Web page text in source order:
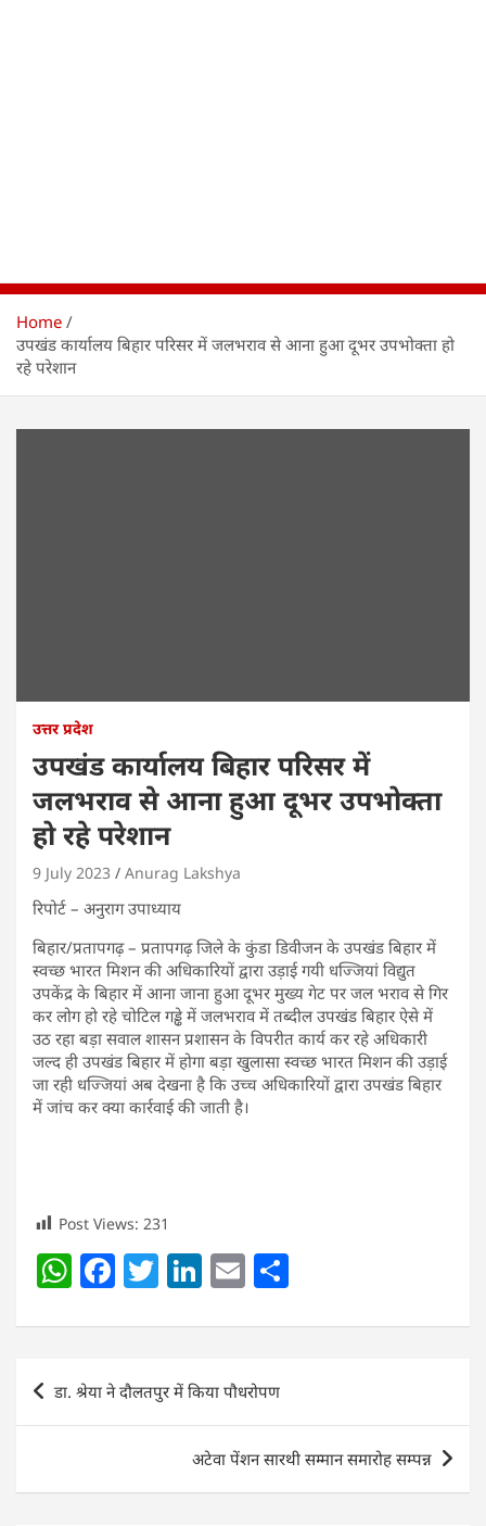
Home
उपखंड कार्यालय बिहार परिसर में जलभराव से आना हुआ दूभर उपभोक्ता हो
रहे परेशान
उत्तर प्रदेश
उपखंड कार्यालय बिहार परिसर में
जलभराव से आना हुआ दूभर उपभोक्ता
हो रहे परेशान
9 July 2023 Anurag Lakshya
रिपोर्ट – अनुराग उपाध्याय
बिहार/प्रतापगढ़ – प्रतापगढ़ जिले के कुंडा डिवीजन के उपखंड बिहार में
स्वच्छ भारत मिशन की अधिकारियों द्वारा उड़ाई गयी धज्जियां विद्युत
उपकेंद्र के बिहार में आना जाना हुआ दूभर मुख्य गेट पर जल भराव से गिर
कर लोग हो रहे चोटिल गड्ढे में जलभराव में तब्दील उपखंड बिहार ऐसे में
उठ रहा बड़ा सवाल शासन प्रशासन के विपरीत कार्य कर रहे अधिकारी
जल्द ही उपखंड बिहार में होगा बड़ा खुलासा स्वच्छ भारत मिशन की उड़ाई
जा रही धज्जियां अब देखना है कि उच्च अधिकारियों द्वारा उपखंड बिहार
में जांच कर क्या कार्रवाई की जाती है।
Post Views: 231
W
at
s
A
F
c
e
b
T
itt
er
Li
k
e
dI
n
E
ai
l
ar
Post
navigation
डा. श्रेया ने दौलतपुर में किया पौधरोपण
अटेवा पेंशन सारथी सम्मान समारोह सम्पन्न